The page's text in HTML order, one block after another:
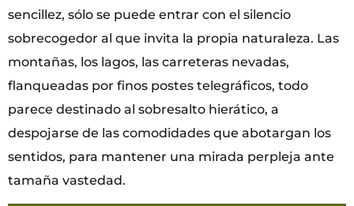
sencillez, sólo se puede entrar con el silencio
sobrecogedor al que invita la propia naturaleza. Las
montañas, los lagos, las carreteras nevadas,
flanqueadas por finos postes telegráficos, todo
parece destinado al sobresalto hierático, a
despojarse de las comodidades que abotargan los
sentidos, para mantener una mirada perpleja ante
tamaña vastedad.